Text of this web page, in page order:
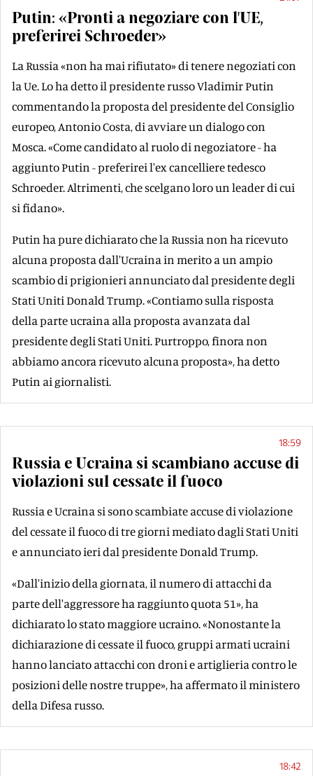
Putin: «Pronti a negoziare con l'UE,
preferirei Schroeder»
La Russia «non ha mai rifiutato» di tenere negoziati con
la Ue. Lo ha detto il presidente russo Vladimir Putin
commentando la proposta del presidente del Consiglio
europeo, Antonio Costa, di avviare un dialogo con
Mosca. «Come candidato al ruolo di negoziatore - ha
aggiunto Putin - preferirei l'ex cancelliere tedesco
Schroeder. Altrimenti, che scelgano loro un leader di cui
si fidano».
Putin ha pure dichiarato che la Russia non ha ricevuto
alcuna proposta dall'Ucraina in merito a un ampio
scambio di prigionieri annunciato dal presidente degli
Stati Uniti Donald Trump. «Contiamo sulla risposta
della parte ucraina alla proposta avanzata dal
presidente degli Stati Uniti. Purtroppo, finora non
abbiamo ancora ricevuto alcuna proposta», ha detto
Putin ai giornalisti.
18:59
Russia e Ucraina si scambiano accuse di
violazioni sul cessate il fuoco
Russia e Ucraina si sono scambiate accuse di violazione
del cessate il fuoco di tre giorni mediato dagli Stati Uniti
e annunciato ieri dal presidente Donald Trump.
«Dall'inizio della giornata, il numero di attacchi da
parte dell'aggressore ha raggiunto quota 51», ha
dichiarato lo stato maggiore ucraino. «Nonostante la
dichiarazione di cessate il fuoco, gruppi armati ucraini
hanno lanciato attacchi con droni e artiglieria contro le
posizioni delle nostre truppe», ha affermato il ministero
della Difesa russo.
18:42